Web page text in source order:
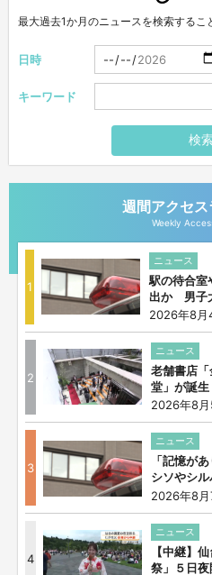
最大過去1か月のニュースを検索するこ
日時
キーワード
検
週間アクセ
Weekly
1
ニュース
駅の待合室
出か 男子
2026年8月
2
ニュース
老舗書店
堂」が誕
2026年8月
3
ニュース
「記憶が
シソやシ
2026年8月
4
ニュース
【中継】
祭」５日